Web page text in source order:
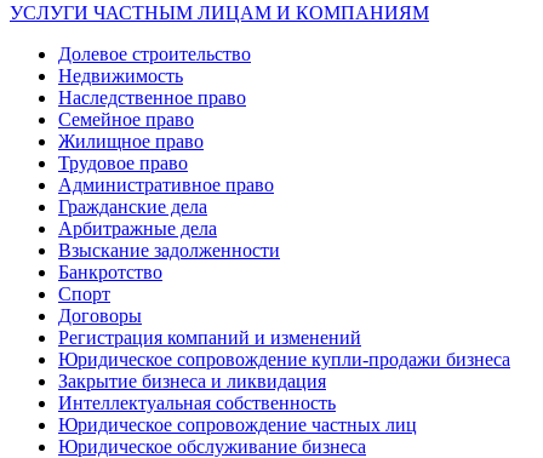
УСЛУГИ ЧАСТНЫМ ЛИЦАМ И КОМПАНИЯМ
Долевое строительство
Недвижимость
Наследственное право
Семейное право
Жилищное право
Трудовое право
Административное право
Гражданские дела
Арбитражные дела
Взыскание задолженности
Банкротство
Спорт
Договоры
Регистрация компаний и изменений
Юридическое сопровождение купли-продажи бизнеса
Закрытие бизнеса и ликвидация
Интеллектуальная собственность
Юридическое сопровождение частных лиц
Юридическое обслуживание бизнеса